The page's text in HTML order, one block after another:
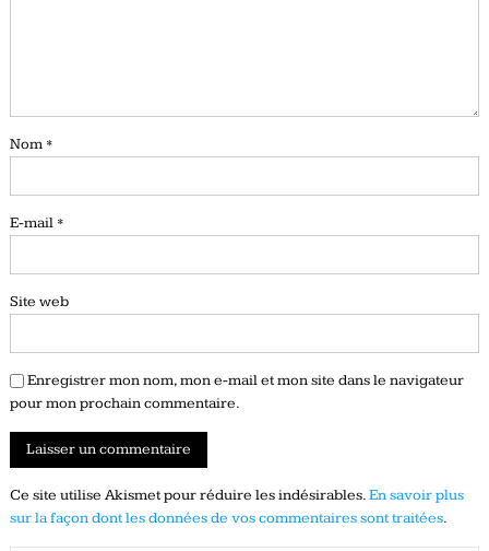
Nom *
E-mail *
Site web
Enregistrer mon nom, mon e-mail et mon site dans le navigateur
pour mon prochain commentaire.
Ce site utilise Akismet pour réduire les indésirables.En savoir plus
sur la façon dont les données de vos commentaires sont traitées.